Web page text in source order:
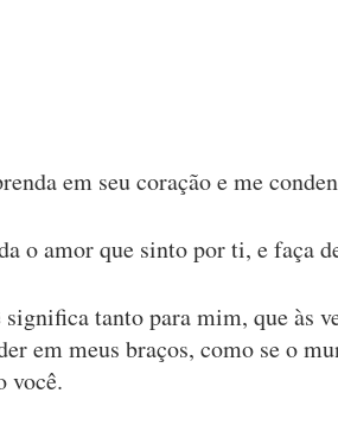
em seu coração e me
o amor que sinto por ti, e faça
significa tanto para mim, que às
em meus braços, como se o
você.